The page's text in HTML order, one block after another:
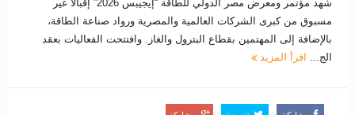
شهد مؤتمر ومعرض مصر الدولي للطاقة “إيجيبس 2026” إقبالاً غير
مسبوق من كبرى الشركات العالمية والمصرية ورواد صناعة الطاقة،
بالإضافة إلى المهتمين بقطاع البترول والغاز. وافتتحت الفعاليات بعقد
الج... اقرأ المزيد